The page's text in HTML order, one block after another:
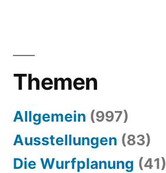
Themen
Allgemein (997)
Ausstellungen (83)
Die Wurfplanung (41)